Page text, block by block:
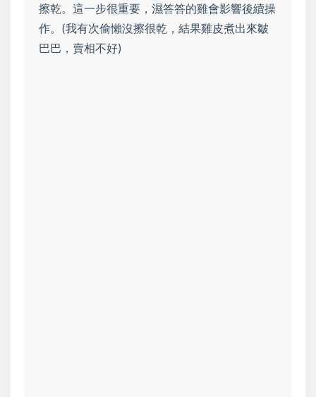
擦乾。這一步很重要，濕答答的雞會影響後續操
作。 (我有次偷懶沒擦很乾，結果雞皮煮出來皺
巴巴，賣相不好)